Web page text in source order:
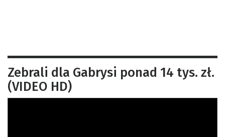
Zebrali dla Gabrysi ponad 14 tys. zł.
(VIDEO HD)